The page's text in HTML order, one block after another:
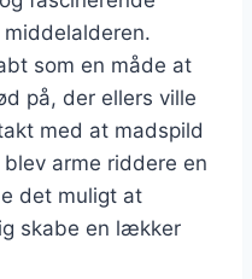
som en måde at
på, der ellers ville
med at madspild
arme riddere en
det muligt at
skabe en lækker